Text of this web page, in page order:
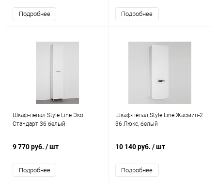
Подробнее Подробнее
Шкаф-пенал Style Line Эко
Стандарт 36 белый
9 770 руб. / шт
Подробнее
Шкаф-пенал Style Line Жасмин-2
36 Люкс, белый
10 140 руб. / шт
Подробнее